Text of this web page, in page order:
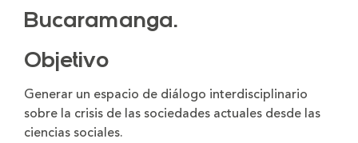
Bucaramanga.
Objetivo
Generar un espacio de diálogo interdisciplinario
sobre la crisis de las sociedades actuales desde las
ciencias sociales.